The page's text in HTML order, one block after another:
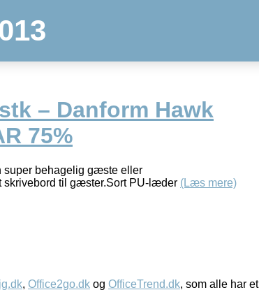
– Danform Hawk
75%
super behagelig gæste eller
skrivebord til gæster.Sort PU-læder (Læs mere)
, Office2go.dk og OfficeTrend.dk, som alle har et